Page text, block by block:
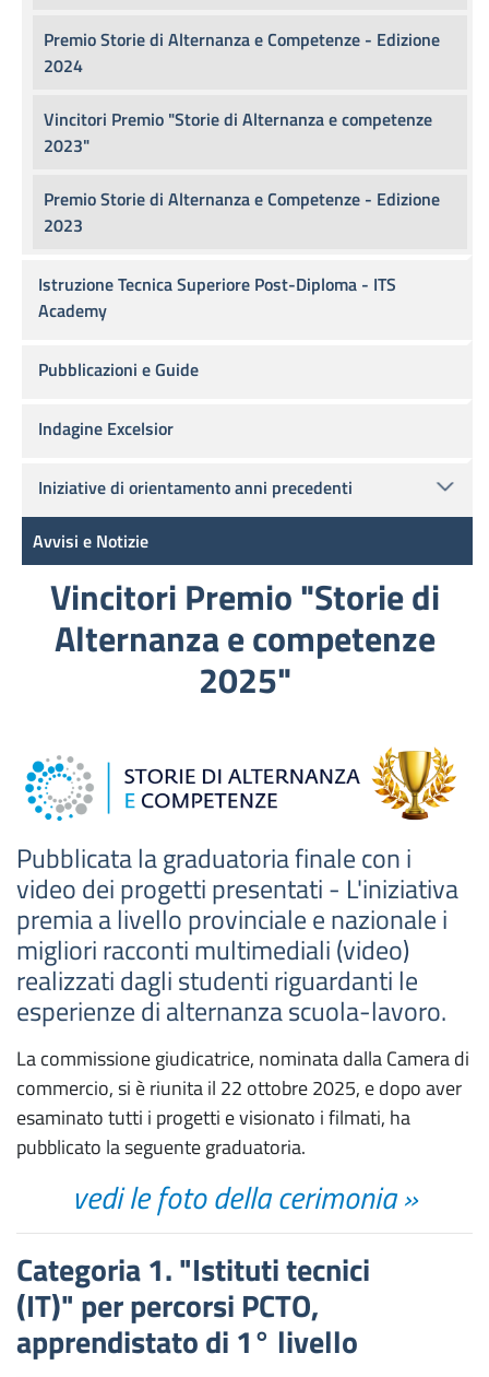
Vincitori Premio "Storie di
Alternanza e competenze
2025"
Pubblicata la graduatoria finale con i
video dei progetti presentati - L'iniziativa
premia a livello provinciale e nazionale i
migliori racconti multimediali (video)
realizzati dagli studenti riguardanti le
esperienze di alternanza scuola-lavoro.
La commissione giudicatrice, nominata dalla Camera di
commercio, si è riunita il 22 ottobre 2025, e dopo aver
esaminato tutti i progetti e visionato i filmati, ha
pubblicato la seguente graduatoria.
vedi le foto della cerimonia »
Categoria 1. "Istituti tecnici
(IT)" per percorsi PCTO,
apprendistato di 1° livello
Premio Storie di Alternanza e Competenze - Edizione
2024
Vincitori Premio "Storie di Alternanza e competenze
2023"
Premio Storie di Alternanza e Competenze - Edizione
2023
Istruzione Tecnica Superiore Post-Diploma - ITS
Academy
Pubblicazioni e Guide
Indagine Excelsior
Iniziative di orientamento anni precedenti
Avvisi e Notizie